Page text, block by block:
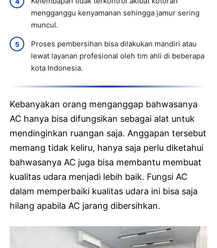
mengganggu kenyamanan sehingga jamur sering
muncul.
Proses pembersihan bisa dilakukan mandiri atau
lewat layanan profesional oleh tim ahli di beberapa
kota Indonesia.
Kebanyakan orang menganggap bahwasanya
AC hanya bisa difungsikan sebagai alat untuk
mendinginkan ruangan saja. Anggapan tersebut
memang tidak keliru, hanya saja perlu diketahui
bahwasanya AC juga bisa membantu membuat
kualitas udara menjadi lebih baik. Fungsi AC
dalam memperbaiki kualitas udara ini bisa saja
hilang apabila AC jarang dibersihkan.